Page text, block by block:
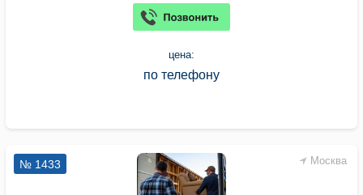
цена:
по телефону
Москва
№ 1433